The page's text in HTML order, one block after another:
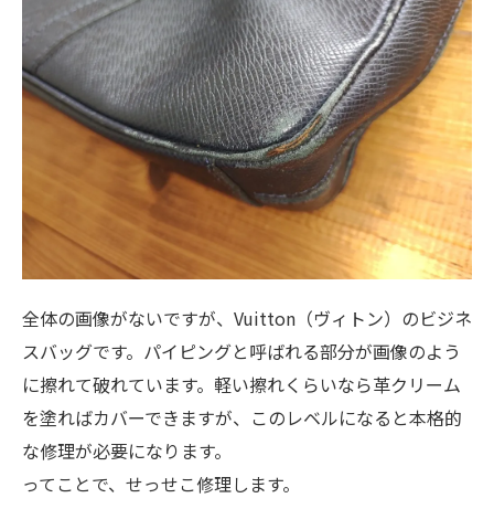
全体の画像がないですが、Vuitton（ヴィトン）のビジネ
スバッグです。パイピングと呼ばれる部分が画像のよう
に擦れて破れています。軽い擦れくらいなら革クリーム
を塗ればカバーできますが、このレベルになると本格的
な修理が必要になります。
ってことで、せっせこ修理します。